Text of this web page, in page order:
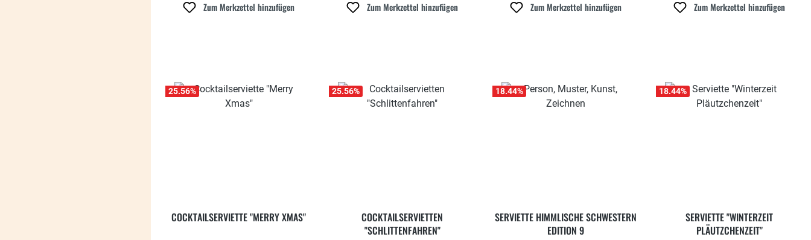
Zum Merkzettel hinzufügen Zum Merkzettel hinzufügen Zum Merkzettel hinzufügen Zum Merkzettel hinzufügen
25.56%
COCKTAILSERVIETTE "MERRY XMAS"
25.56%
COCKTAILSERVIETTEN
"SCHLITTENFAHREN"
18.44%
SERVIETTE HIMMLISCHE SCHWESTERN
EDITION 9
18.44%
SERVIETTE "WINTERZEIT
PLÄUTZCHENZEIT"